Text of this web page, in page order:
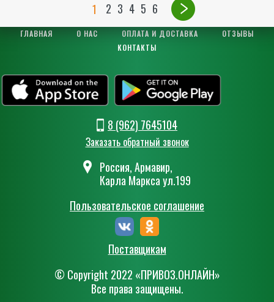
1 2 3 4 5 6
ГЛАВНАЯ О НАС ОПЛАТА И ДОСТАВКА
ОТЗЫВЫ
КОНТАКТЫ
8 (962) 7645104
Заказать обратный звонок
Россия, Армавир,
Карла Маркса ул.199
Пользовательское соглашение
Поставщикам
© Сopyright 2022 «ПРИВОЗ.ОНЛАЙН»
Все права защищены.